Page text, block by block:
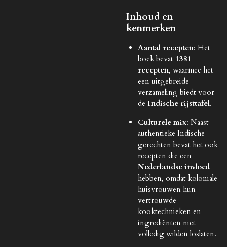
Inhoud en
kenmerken
Aantal recepten: Het
boek bevat 1381
recepten, waarmee het
een uitgebreide
verzameling biedt voor
de Indische rijsttafel.
Culturele mix: Naast
authentieke Indische
gerechten bevat het ook
recepten die een
Nederlandse invloed
hebben, omdat koloniale
huisvrouwen hun
vertrouwde
kooktechnieken en
ingrediënten niet
volledig wilden loslaten.